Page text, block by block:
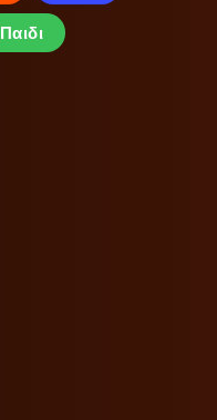
Παιδι